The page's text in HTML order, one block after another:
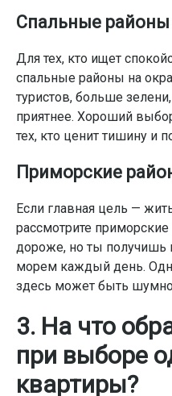
Спальные районы
Для тех, кто ищет
спальные районы на
туристов, больше
приятнее. Хороший
тех, кто ценит тишину и
Приморские
Если главная цель —
рассмотрите
дороже, но ты получишь
морем каждый день.
здесь может быть
3. На что
при выборе
квартиры?